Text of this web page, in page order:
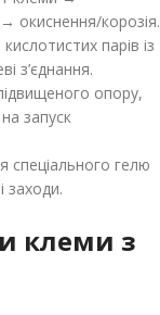
→ окиснення/корозія.
парів із
з’єднання.
опору,
запуск
спеціального гелю
заходи.
клеми з